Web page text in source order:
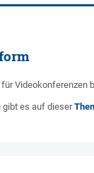
Videokonferenzen
gibt es auf dieser